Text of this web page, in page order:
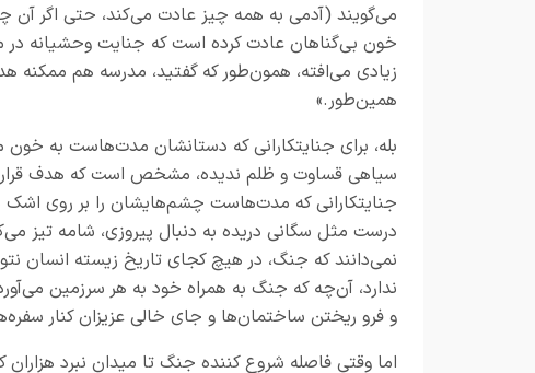
می‌گویند (آدمی به همه چیز عادت می‌کند، حتی اگر آن
خون بی‌گناهان عادت کرده است که جنایت وحشیانه
زیادی می‌افته، همون‌طور که گفتید، مدرسه هم ممکنه
همین‌طور.»
بله، برای جنایتکارانی که دستانشان مدت‌هاست به
جنایتکارانی که مدت‌هاست چشم‌هایشان را بر روی اشک
درست مثل سگانی دریده به دنبال پیروزی، شامه تیز
نمی‌دانند که جنگ، در هیچ کجای تاریخ زیسته انسان
ندارد، آن‌چه که جنگ به همراه خود به هر سرزمین
و فرو ریختن ساختمان‌ها و جای خالی عزیزان کنار
اما وقتی فاصله شروع کننده جنگ تا میدان نبرد